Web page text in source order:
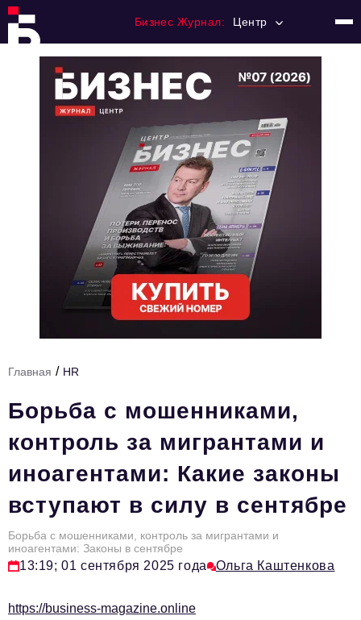
Бизнес Журнал: Центр
Регулирование
Премия "Тульский Бизнес"
История тульского предпринимательства
Тема номера
HR
Персона номера
Инфраструктура развития
Технологии и тренды
Туризм
Главная / HR
Борьба с мошенниками,
контроль за мигрантами и
иноагентами: Какие законы
вступают в силу в сентябре
Борьба с мошенниками, контроль за мигрантами и
иноагентами: Законы в сентябре
13:19; 01 сентября 2025 года Ольга Каштенкова
https://business-magazine.online